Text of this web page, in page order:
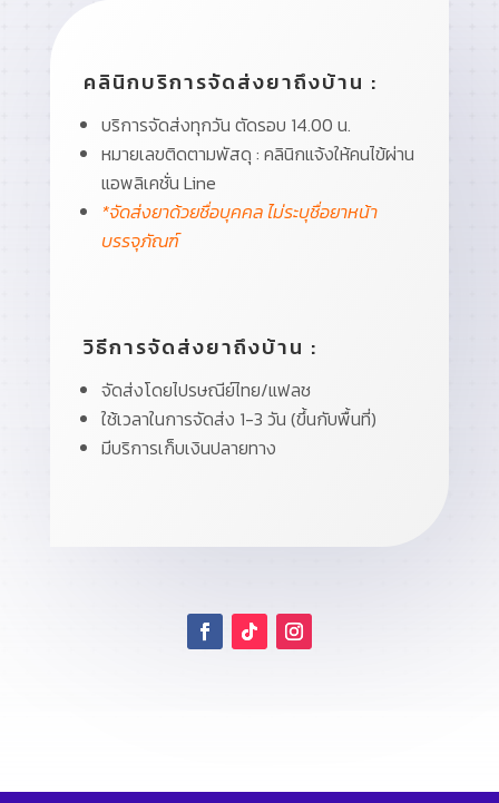
คลินิกบริการจัดส่งยาถึงบ้าน :
บริการจัดส่งทุกวัน ตัดรอบ 14.00 น.
หมายเลขติดตามพัสดุ : คลินิกแจ้งให้คนไข้ผ่าน
แอพลิเคชั่น Line
*จัดส่งยาด้วยชื่อบุคคล ไม่ระบุชื่อยาหน้า
บรรจุภัณฑ์
วิธีการจัดส่งยาถึงบ้าน :
จัดส่งโดยไปรษณีย์ไทย/แฟลช
ใช้เวลาในการจัดส่ง 1-3 วัน (ขึ้นกับพื้นที่)
มีบริการเก็บเงินปลายทาง